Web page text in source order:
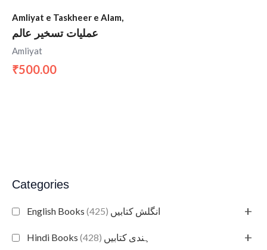
Categories
English Books انگلش کتابیں (425) +
Hindi Books ہندی کتابیں (428) +
Amliyat e Taskheer e Alam,
عملیات تسخیر عالم
Amliyat
₹500.00